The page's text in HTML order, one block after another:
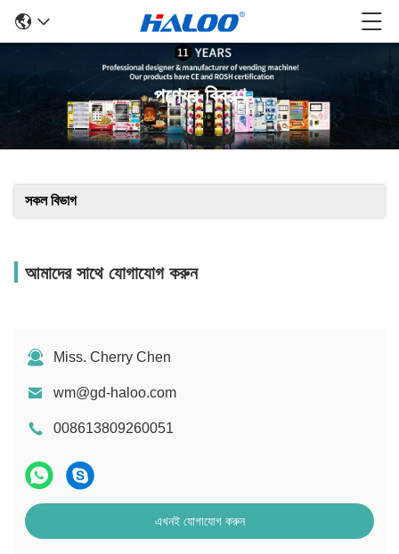
পণ্যের বিবরণ
সকল বিভাগ
আমাদের সাথে যোগাযোগ করুন
Miss. Cherry Chen
wm@gd-haloo.com
008613809260051
এখনই যোগাযোগ করুন